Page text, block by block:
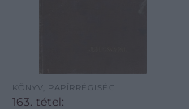
KÖNYV, PAPÍRRÉGISÉG
163. tétel: